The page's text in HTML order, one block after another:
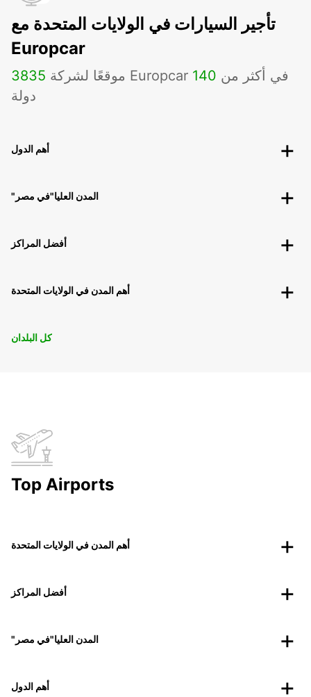
تأجير السيارات في الولايات المتحدة مع
Europcar
3835 موقعًا لشركة Europcar في أكثر من 140
دولة
أهم الدول
"المدن العليا"في مصر
أفضل المراكز
أهم المدن في الولايات المتحدة
كل البلدان
Top Airports
أهم المدن في الولايات المتحدة
أفضل المراكز
"المدن العليا"في مصر
أهم الدول